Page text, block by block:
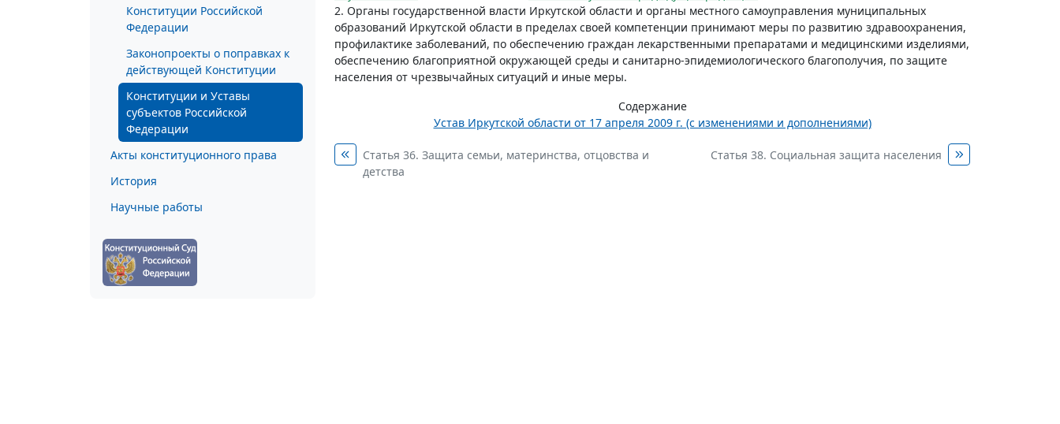
Конституции Российской
Федерации
Законопроекты о поправках к
действующей Конституции
Конституции и Уставы
субъектов Российской
Федерации
Акты конституционного права
История
Научные работы
2. Органы государственной власти Иркутской области и органы местного самоуправления муниципальных
образований Иркутской области в пределах своей компетенции принимают меры по развитию здравоохранения,
профилактике заболеваний, по обеспечению граждан лекарственными препаратами и медицинскими изделиями,
обеспечению благоприятной окружающей среды и санитарно-эпидемиологического благополучия, по защите
населения от чрезвычайных ситуаций и иные меры.
Содержание
Устав Иркутской области от 17 апреля 2009 г. (с изменениями и дополнениями)
Статья 36. Защита семьи, материнства, отцовства и
детства
Статья 38. Социальная защита населения